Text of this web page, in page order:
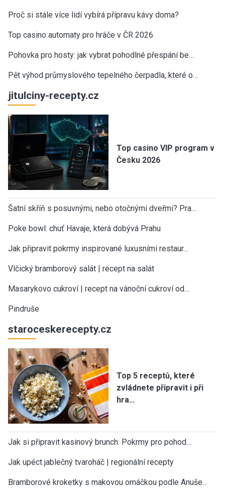
Proč si stále více lidí vybírá přípravu kávy doma?
Top casino automaty pro hráče v ČR 2026
Pohovka pro hosty: jak vybrat pohodlné přespání be…
Pět výhod průmyslového tepelného čerpadla, které o…
jitulciny-recepty.cz
Top casino VIP program v
Česku 2026
Šatní skříň s posuvnými, nebo otočnými dveřmi? Pra…
Poke bowl: chuť Havaje, která dobývá Prahu
Jak připravit pokrmy inspirované luxusními restaur…
Vlčický bramborový salát | recept na salát
Masarykovo cukroví | recept na vánoční cukroví od…
Pindruše
staroceskerecepty.cz
Top 5 receptů, které
zvládnete připravit i při
hra…
Jak si připravit kasinový brunch: Pokrmy pro pohod…
Jak upéct jablečný tvaroháč | regionální recepty
Bramborové kroketky s makovou omáčkou podle Anuše…